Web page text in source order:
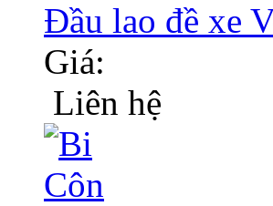
Đầu lao đề xe
Giá:
Liên hệ